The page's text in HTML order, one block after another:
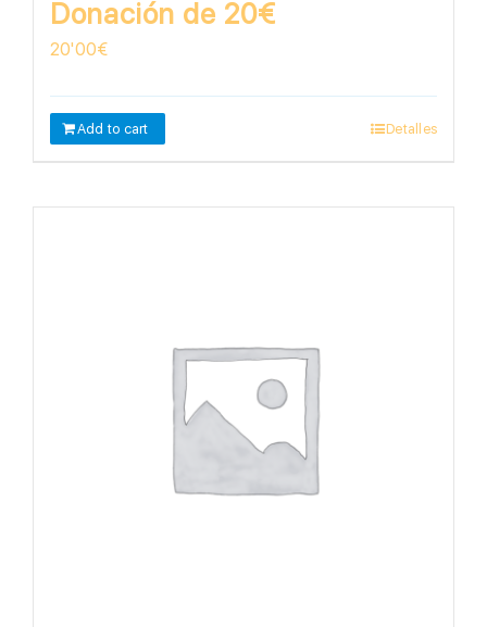
Donación de 20€
20'00€
Add to cart Detalles